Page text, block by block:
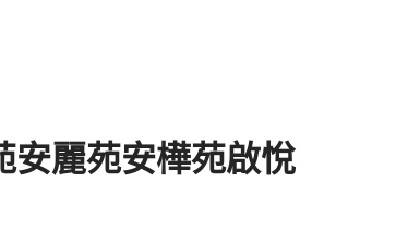
安麗苑安樺苑啟悅